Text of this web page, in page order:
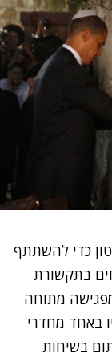
כדי להשתתף
בתקשורת
מתוחה
באחד מחדרי
בשיחות